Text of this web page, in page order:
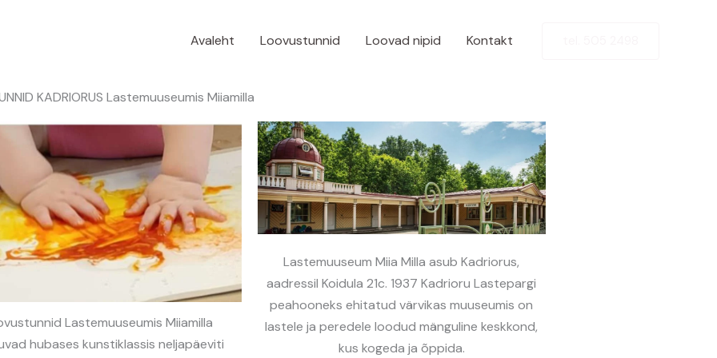
Avaleht Loovustunnid Loovad nipid Kontakt
KADRIORUS Lastemuuseumis Miiamilla
Lastemuuseumis Miiamilla
hubases kunstiklassis neljapäeviti
Lastemuuseum Miia Milla asub Kadriorus,
aadressil Koidula 21c. 1937 Kadrioru Lastepargi
peahooneks ehitatud värvikas muuseumis on
lastele ja peredele loodud mänguline keskkond,
kus kogeda ja õppida.